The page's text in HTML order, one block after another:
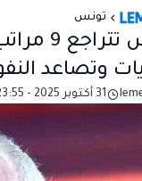
تونس
وتصاعد
31 أكتوبر 2025 - 23:55